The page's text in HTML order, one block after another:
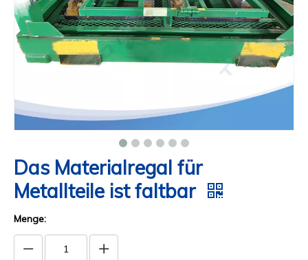
Das Materialregal für
Metallteile ist faltbar
Menge: